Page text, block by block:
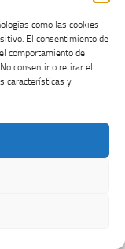
como las cookies
El consentimiento de
comportamiento de
consentir o retirar el
características y
Österreich?